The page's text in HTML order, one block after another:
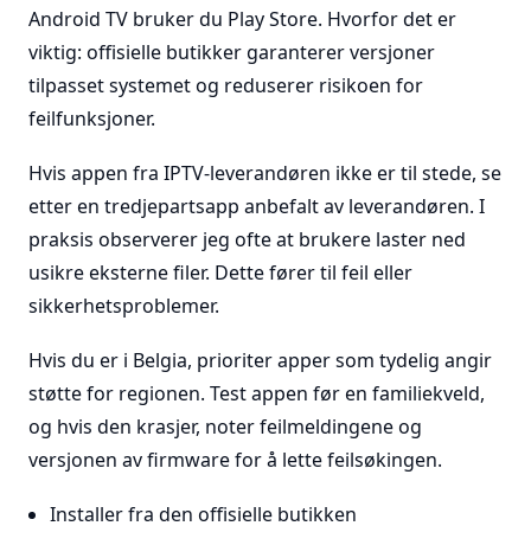
Android TV bruker du Play Store. Hvorfor det er
viktig: offisielle butikker garanterer versjoner
tilpasset systemet og reduserer risikoen for
feilfunksjoner.
Hvis appen fra IPTV-leverandøren ikke er til stede, se
etter en tredjepartsapp anbefalt av leverandøren. I
praksis observerer jeg ofte at brukere laster ned
usikre eksterne filer. Dette fører til feil eller
sikkerhetsproblemer.
Hvis du er i Belgia, prioriter apper som tydelig angir
støtte for regionen. Test appen før en familiekveld,
og hvis den krasjer, noter feilmeldingene og
versjonen av firmware for å lette feilsøkingen.
Installer fra den offisielle butikken